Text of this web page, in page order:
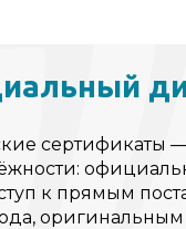
сертификаты
к прямым
оригинальным